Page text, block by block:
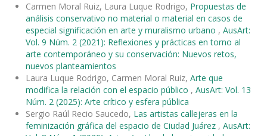
Carmen Moral Ruiz, Laura Luque Rodrigo, Propuestas de
análisis conservativo no material o material en casos de
especial significación en arte y muralismo urbano , AusArt:
Vol. 9 Núm. 2 (2021): Reflexiones y prácticas en torno al
arte contemporáneo y su conservación: Nuevos retos,
nuevos planteamientos
Laura Luque Rodrigo, Carmen Moral Ruiz, Arte que
modifica la relación con el espacio público , AusArt: Vol. 13
Núm. 2 (2025): Arte crítico y esfera pública
Sergio Raúl Recio Saucedo, Las artistas callejeras en la
feminización gráfica del espacio de Ciudad Juárez , AusArt: